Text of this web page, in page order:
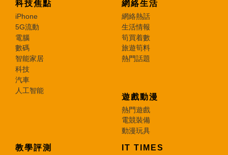
科技焦點
iPhone
5G流動
電腦
數碼
智能家居
科技
汽車
人工智能
網絡生活
網絡熱話
生活情報
筍買着數
旅遊筍料
熱門話題
遊戲動漫
熱門遊戲
電競裝備
動漫玩具
教學評測 IT TIMES